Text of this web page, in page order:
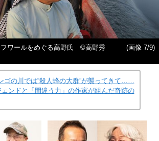
フワールをめぐる高野氏 ©高野秀
(画像 7/9)
ゴの川では“殺人蜂の大群”が襲ってきて……
ェンドと「間違う力」の作家が組んだ奇跡の